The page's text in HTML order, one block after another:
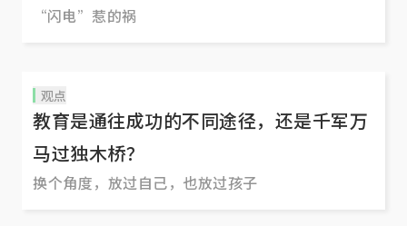
“闪电”惹的祸
观点
教育是通往成功的不同途径，还是千军万
马过独木桥？
换个角度，放过自己，也放过孩子